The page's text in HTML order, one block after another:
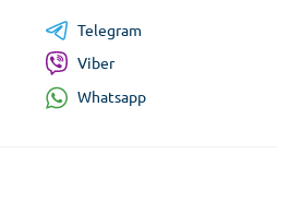
Telegram
Viber
Whatsapp